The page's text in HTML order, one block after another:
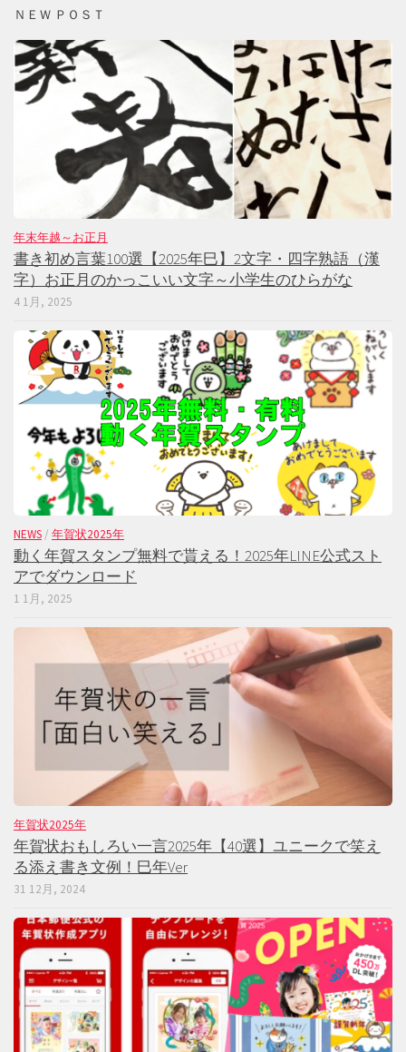
ＮＥＷ ＰＯＳＴ
年末年越～お正月
書き初め言葉100選【2025年巳】2文字・四字熟語（漢
字）お正月のかっこいい文字～小学生のひらがな
4 1月, 2025
NEWS / 年賀状2025年
動く年賀スタンプ無料で貰える！2025年LINE公式スト
アでダウンロード
1 1月, 2025
年賀状2025年
年賀状おもしろい一言2025年【40選】ユニークで笑え
る添え書き文例！巳年Ver
31 12月, 2024